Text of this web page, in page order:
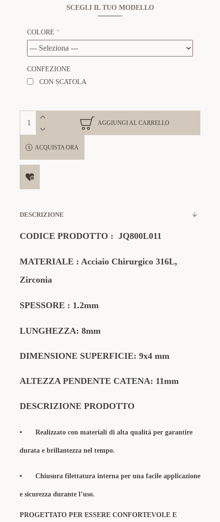
SCEGLI IL TUO MODELLO
COLORE
CONFEZIONE
CON SCATOLA
AGGIUNGI AL CARRELLO
ACQUISTA ORA
DESCRIZIONE
CODICE PRODOTTO : JQ800L011
MATERIALE : Acciaio Chirurgico 316L,
Zirconia
SPESSORE : 1.2mm
LUNGHEZZA: 8mm
DIMENSIONE SUPERFICIE: 9x4 mm
ALTEZZA PENDENTE CATENA: 11mm
DESCRIZIONE PRODOTTO
• Realizzato con materiali di alta qualità per garantire
durata e brillantezza nel tempo.
• Chiusura filettatura interna per una facile applicazione
e sicurezza durante l’uso.
PROGETTATO PER ESSERE CONFORTEVOLE E